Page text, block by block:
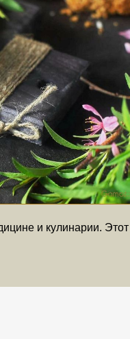
и кулинарии.